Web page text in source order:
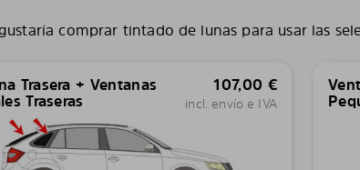
comprar tintado de lunas para usar las
Trasera + Ventanas
Traseras
107,00 €
incl. envío e IVA